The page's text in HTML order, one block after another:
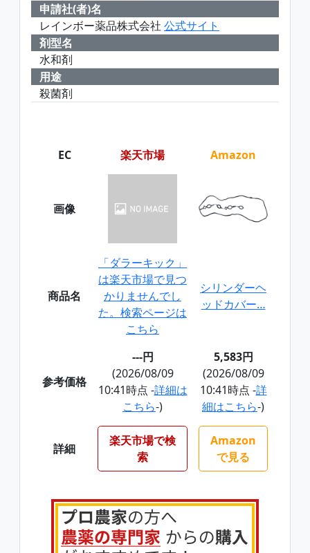
申請社(者)名
レインボー薬品株式会社 公式サイト
剤型名
水和剤
用途
殺菌剤
EC 楽天市場 Amazon
画像
商品名
「ダラーキック」
は楽天市場で見つ
かりませんでし
た。検索ページは
こちら
シリンダーヘ
ッドカバー…
参考価格
---円
(2026/08/09
10:41時点 -詳細は
こちら-)
5,583円
(2026/08/09
10:41時点 -詳
細はこちら-)
詳細
楽天市場で検
索
Amazon
で見る